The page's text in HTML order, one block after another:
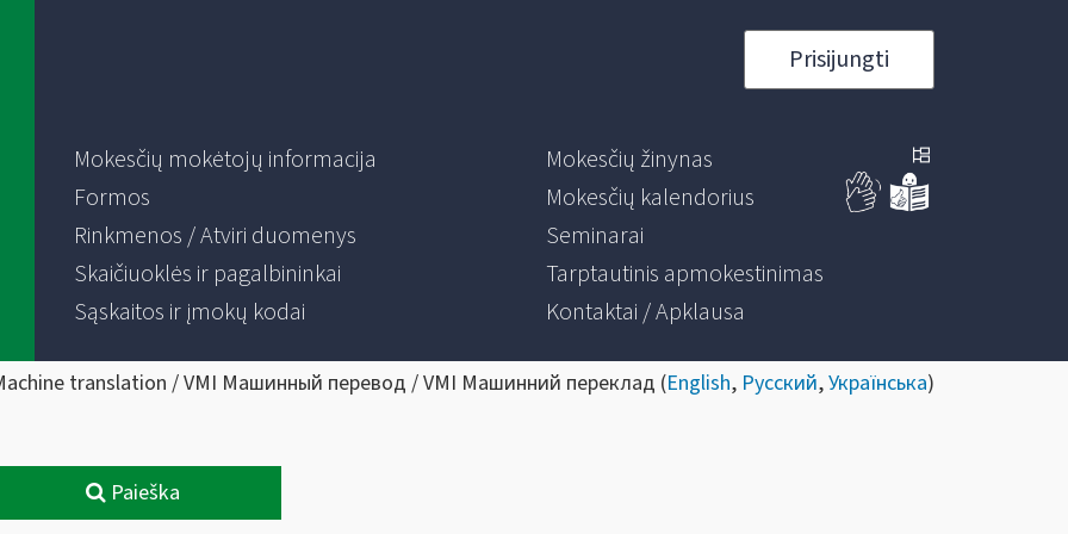
Prisijungti
Mokesčių mokėtojų informacija
Formos
Rinkmenos / Atviri duomenys
Skaičiuoklės ir pagalbininkai
Sąskaitos ir įmokų kodai
Mokesčių žinynas
Mokesčių kalendorius
Seminarai
Tarptautinis apmokestinimas
Kontaktai / Apklausa
translation / VMI Машинный перевод / VMI Машинний переклад (English, Русский,Українська)
Paieška